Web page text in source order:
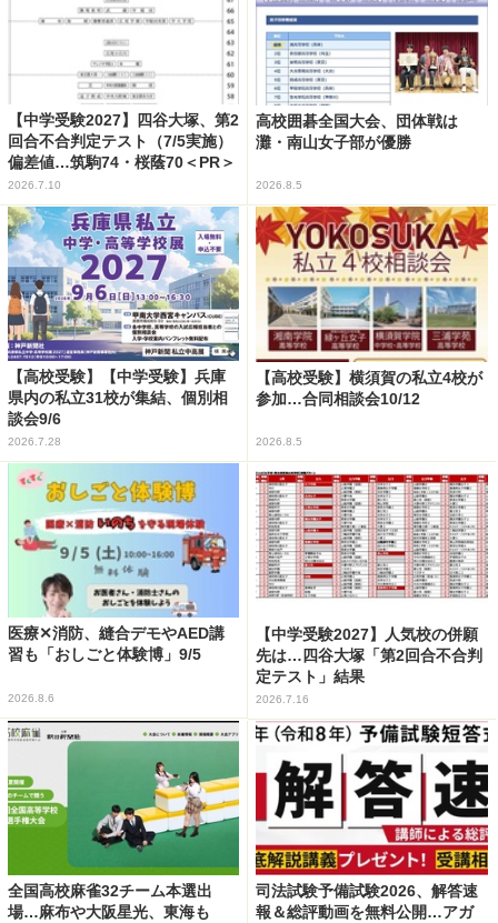
【中学受験2027】四谷大塚、第2
回合不合判定テスト（7/5実施）
偏差値…筑駒74・桜蔭70＜PR＞
2026.7.10
高校囲碁全国大会、団体戦は
灘・南山女子部が優勝
2026.8.5
【高校受験】【中学受験】兵庫
県内の私立31校が集結、個別相
談会9/6
2026.7.28
【高校受験】横須賀の私立4校が
参加…合同相談会10/12
2026.8.5
医療✕消防、縫合デモやAED講
習も「おしごと体験博」9/5
2026.8.6
【中学受験2027】人気校の併願
先は…四谷大塚「第2回合不合判
定テスト」結果
2026.7.16
全国高校麻雀32チーム本選出
場…麻布や大阪星光、東海も
司法試験予備試験2026、解答速
報＆総評動画を無料公開…アガ